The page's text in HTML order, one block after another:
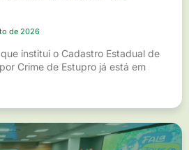
de 2026
institui o Cadastro Estadual de
Crime de Estupro já está em